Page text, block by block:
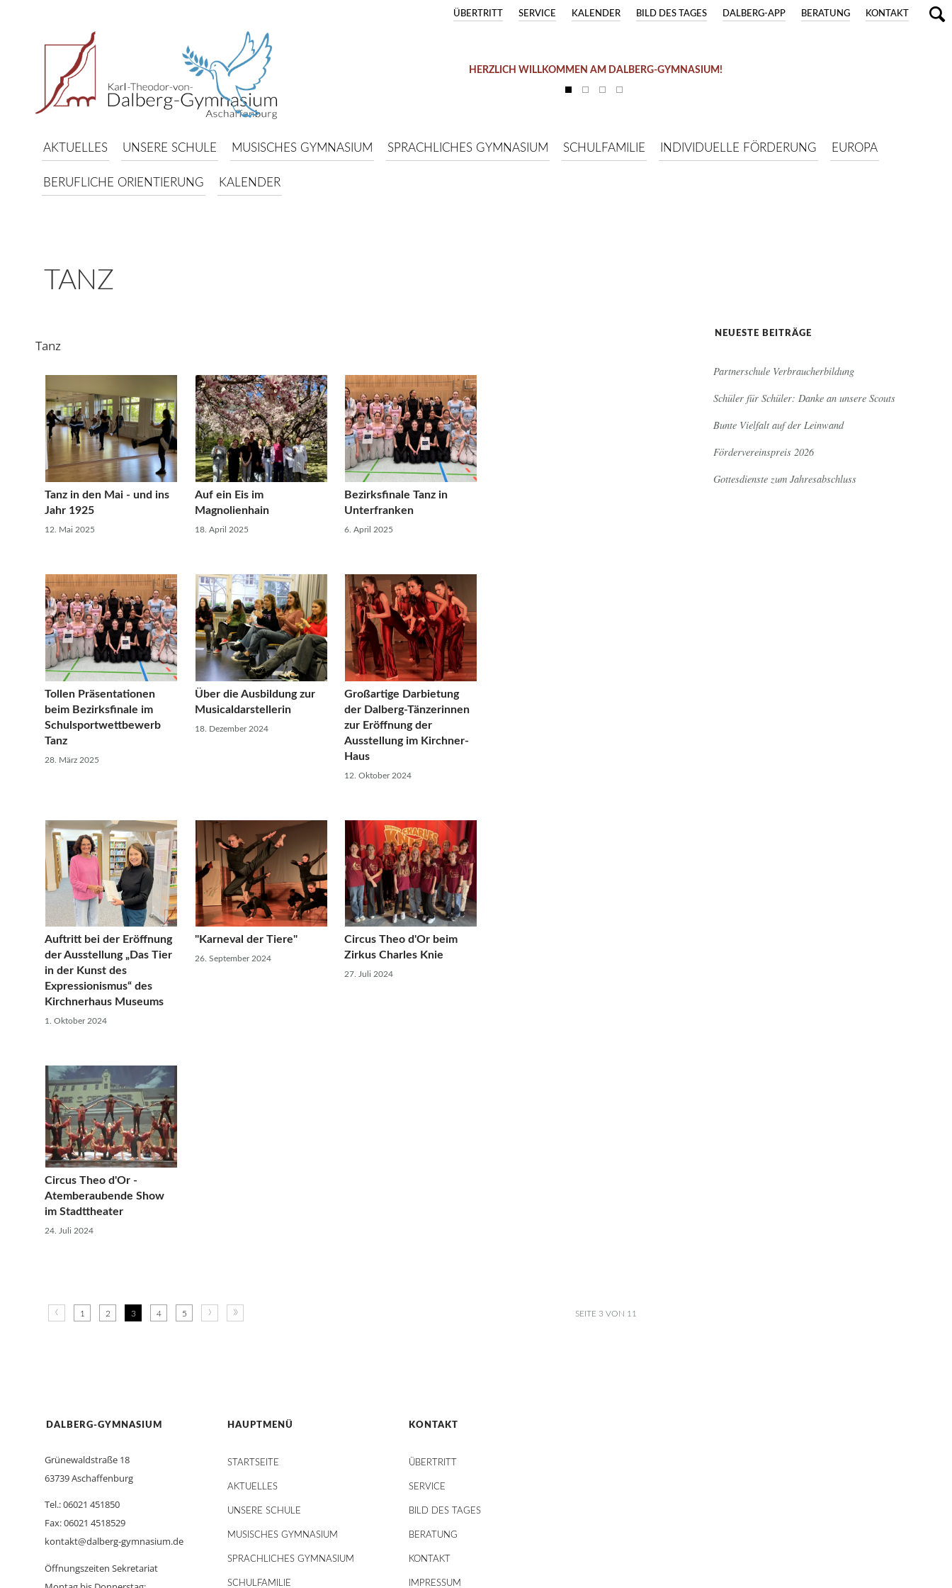
KONTAKT
BERATUNG
DALBERG-APP
BILD DES TAGES
KALENDER
SERVICE
ÜBERTRITT
HERZLICH WILLKOMMEN AM DALBERG-GYMNASIUM!
AKTUELLES UNSERE SCHULE MUSISCHES GYMNASIUM SPRACHLICHES GYMNASIUM SCHULFAMILIE INDIVIDUELLE FÖRDERUNG EUROPA
BERUFLICHE ORIENTIERUNG KALENDER
TANZ
Tanz
Tanz in den Mai - und ins
Jahr 1925
12. Mai 2025
Auf ein Eis im
Magnolienhain
18. April 2025
Bezirksfinale Tanz in
Unterfranken
6. April 2025
Tollen Präsentationen
beim Bezirksfinale im
Schulsportwettbewerb
Tanz
28. März 2025
Über die Ausbildung zur
Musicaldarstellerin
18. Dezember 2024
Großartige Darbietung
der Dalberg-Tänzerinnen
zur Eröffnung der
Ausstellung im Kirchner-
Haus
12. Oktober 2024
Auftritt bei der Eröffnung
der Ausstellung „Das Tier
in der Kunst des
Expressionismus“ des
Kirchnerhaus Museums
1. Oktober 2024
"Karneval der Tiere"
26. September 2024
Circus Theo d'Or beim
Zirkus Charles Knie
27. Juli 2024
Circus Theo d'Or -
Atemberaubende Show
im Stadttheater
24. Juli 2024
SEITE 3 VON 11
‹ 1 2 3 4 5 › »
NEUESTE BEITRÄGE
Partnerschule Verbraucherbildung
Schüler für Schüler: Danke an unsere Scouts
Bunte Vielfalt auf der Leinwand
Fördervereinspreis 2026
Gottesdienste zum Jahresabschluss
DALBERG-GYMNASIUM
Grünewaldstraße 18
63739 Aschaffenburg
Tel.: 06021 451850
Fax: 06021 4518529
kontakt@dalberg-gymnasium.de
Öffnungszeiten Sekretariat
HAUPTMENÜ
STARTSEITE
AKTUELLES
UNSERE SCHULE
MUSISCHES GYMNASIUM
SPRACHLICHES GYMNASIUM
SCHULFAMILIE
KONTAKT
ÜBERTRITT
SERVICE
BILD DES TAGES
BERATUNG
KONTAKT
IMPRESSUM